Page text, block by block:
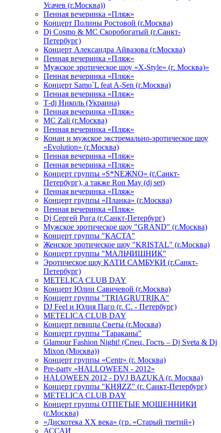
Усачев (г.Москва))
Пенная вечеринка «Пляж»
Концерт Полины Ростовой (г.Москва)
Dj Cosmo & МС Скоробогатый (г.Санкт-
Петербург)
Концерт Александра Айвазова (г.Москва)
Пенная вечеринка «Пляж»
Мужское эротическое шоу «X-Style» (г. Москва)»
Пенная вечеринка «Пляж»
Концерт Samo`L feat A-Sen (г.Москва)
Пенная вечеринка «Пляж»
Т-dj Николь (Украина)
Пенная вечеринка «Пляж»
МС Zali (г.Москва)
Пенная вечеринка «Пляж»
Конан и мужское экстремально-эротическое шоу
«Evolution» (г.Москва)
Пенная вечеринка «Пляж»
Пенная вечеринка «Пляж»
Концерт группы «S*NEЖNO» (г.Санкт-
Петербург), а также Ron May (dj set)
Пенная вечеринка «Пляж»
Концерт группы «Планка» (г.Москва)
Пенная вечеринка «Пляж»
Dj Сергей Рига (г.Санкт-Петербург)
Мужское эротическое шоу "GRAND" (г.Москва)
Концерт группы "КАСТА"
Женское эротическое шоу "KRISTAL" (г.Москва)
Концерт группы "МАЛЬЧИШНИК"
Эротическое шоу КАТИ САМБУКИ (г.Санкт-
Петербург)
METELICA CLUB DAY
Концерт Юлии Савичевой (г.Москва)
Концерт группы "TRIAGRUTRIKA"
DJ Feel и Юлия Паго (г. С. - Петербург)
METELICA CLUB DAY
Концерт певицы Светы (г.Москва)
Концерт группы "Тараканы"
Glamour Fashion Night! (Спец. Гость – Dj Sveta & Dj
Mixon (Москва))
Концерт группы «Centr» (г. Москва)
Pre-party «HALLOWEEN - 2012»
HALOWEEN 2012 - DVJ BAZUKA (г. Москва)
Концерт группы "КНЯZZ" (г. Санкт-Петербург)
METELICA CLUB DAY
Концерт группы ОТПЕТЫЕ МОШЕННИКИ
(г.Москва)
«Дискотека ХХ века» (гр. «Старый третий»)
АССАИ